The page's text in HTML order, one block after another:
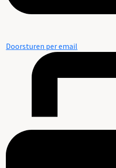
Doorsturen per email